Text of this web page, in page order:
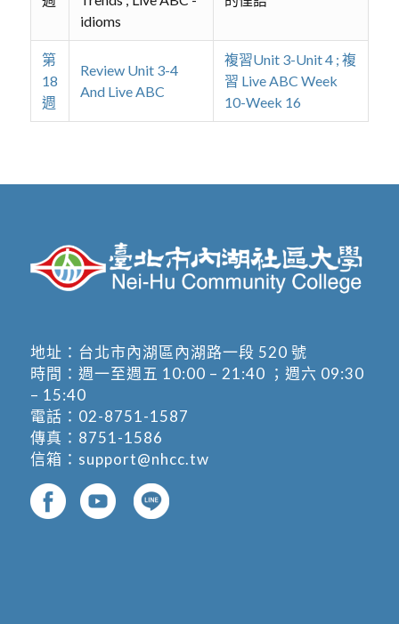
idioms
第
18
週
Review Unit 3-4
And Live ABC
複習Unit 3-Unit 4 ; 複
習 Live ABC Week
10-Week 16
地址： 台北市內湖區內湖路一段 520 號
時間：週一至週五 10:00 – 21:40 ；週六 09:30
– 15:40
電話： 02-8751-1587
傳真：8751-1586
信箱： support@nhcc.tw